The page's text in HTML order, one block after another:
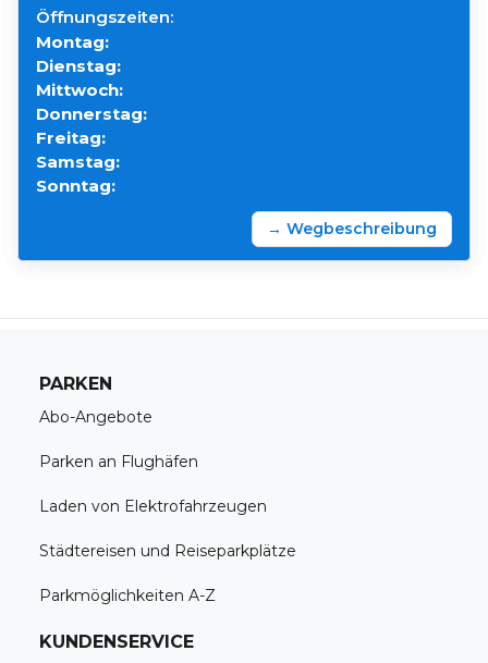
Öffnungszeiten:
Montag:
Dienstag:
Mittwoch:
Donnerstag:
Freitag:
Samstag:
Sonntag:
→ Wegbeschreibung
PARKEN
Abo-Angebote
Parken an Flughäfen
Laden von Elektrofahrzeugen
Städtereisen und Reiseparkplätze
Parkmöglichkeiten A-Z
KUNDENSERVICE